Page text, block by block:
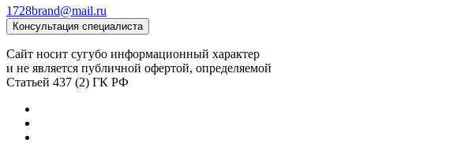
1728brand@mail.ru
Консультация специалиста
Сайт носит сугубо информационный характер
и не является публичной офертой, определяемой
Статьей 437 (2) ГК РФ